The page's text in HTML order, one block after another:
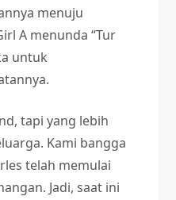
menuju
A menunda “Tur
untuk
tapi yang lebih
Kami bangga
telah memulai
Jadi, saat ini